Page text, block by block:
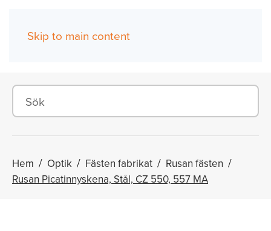
Skip to main content
Hem Optik Fästen fabrikat
Rusan fästen
Rusan Picatinnyskena, Stål, CZ 550, 557 MA